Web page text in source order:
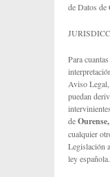
de Datos de
Para
Aviso
puedan
deOurense,
cualquier
Legislación
ley